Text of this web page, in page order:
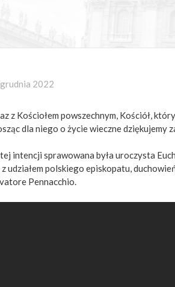
2022
z Kościołem powszechnym, Kościół,
dla niego o życie wieczne dziękujemy
intencji sprawowana była uroczysta
z udziałem polskiego episkopatu,
Pennacchio.